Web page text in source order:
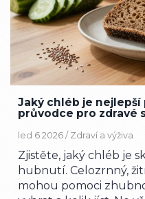
Jaký chléb je
průvodce pro zdravé
led 6 2026 / Zdraví a výživa
Zjistěte, jaký chléb je
hubnutí. Celozrnný,
mohou pomoci